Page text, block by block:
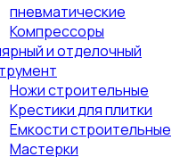
пневматические
Компрессоры
и отделочный
Ножи строительные
Крестики для плитки
Емкости строительные
Мастерки